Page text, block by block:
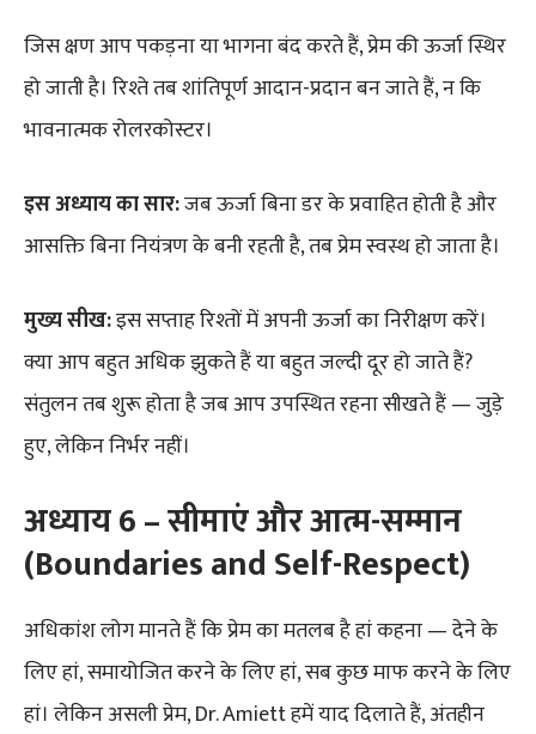
जिस क्षण आप पकड़ना या भागना बंद करते हैं, प्रेम की ऊर्जा स्थिर
हो जाती है। रिश्ते तब शांतिपूर्ण आदान-प्रदान बन जाते हैं, न कि
भावनात्मक रोलरकोस्टर।
इस अध्याय का सार:जब ऊर्जा बिना डर के प्रवाहित होती है और
आसक्ति बिना नियंत्रण के बनी रहती है, तब प्रेम स्वस्थ हो जाता है।
मुख्य सीख:इस सप्ताह रिश्तों में अपनी ऊर्जा का निरीक्षण करें।
क्या आप बहुत अधिक झुकते हैं या बहुत जल्दी दूर हो जाते हैं?
संतुलन तब शुरू होता है जब आप उपस्थित रहना सीखते हैं — जुड़े
हुए, लेकिन निर्भर नहीं।
अध्याय 6 – सीमाएं और आत्म-सम्मान
(Boundaries and Self-Respect)
अधिकांश लोग मानते हैं कि प्रेम का मतलब है हां कहना — देने के
लिए हां, समायोजित करने के लिए हां, सब कुछ माफ करने के लिए
हां। लेकिन असली प्रेम, Dr. Amiett हमें याद दिलाते हैं, अंतहीन